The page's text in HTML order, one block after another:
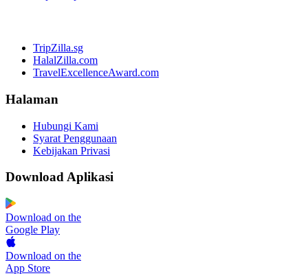
TripZilla.sg
HalalZilla.com
TravelExcellenceAward.com
Halaman
Hubungi Kami
Syarat Penggunaan
Kebijakan Privasi
Download Aplikasi
Download on the
Google Play
Download on the
App Store